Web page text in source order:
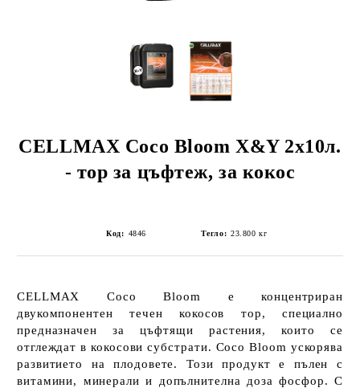
CELLMAX Coco Bloom X&Y 2x10л.
- тор за цъфтеж, за кокос
Код: 4846 Тегло: 23.800 кг
CELLMAX Coco Bloom
е концентриран
двукомпонентен течен кокосов тор, специално
предназначен за цъфтящи растения, които се
отглеждат в кокосови субстрати. Coco Bloom ускорява
развитието на плодовете. Този продукт е пълен с
витамини, минерали и допълнителна доза фосфор. С